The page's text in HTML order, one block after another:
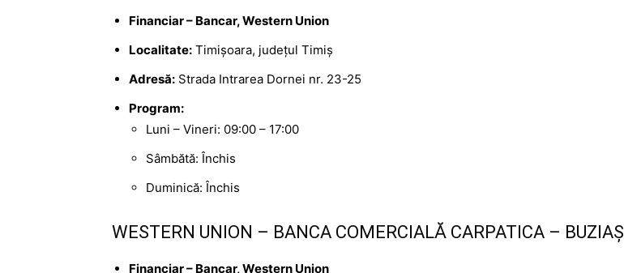
Financiar – Bancar, Western Union
Localitate: Timișoara, județul Timiș
Adresă: Strada Intrarea Dornei nr. 23-25
Program:
Luni – Vineri: 09:00 – 17:00
Sâmbătă: Închis
Duminică: Închis
WESTERN UNION – BANCA COMERCIALĂ CARPATICA – BUZIAȘ
Financiar – Bancar, Western Union